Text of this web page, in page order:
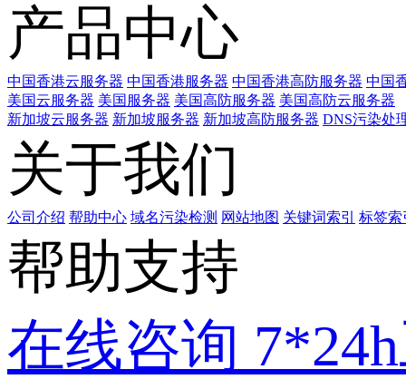
产品中心
中国香港云服务器 中国香港服务器 中国香港高防服务器 中国
美国云服务器 美国服务器 美国高防服务器 美国高防云服务器
新加坡云服务器 新加坡服务器 新加坡高防服务器 DNS污染处
关于我们
公司介绍 帮助中心 域名污染检测 网站地图 关键词索引 标签索
帮助支持
在线咨询